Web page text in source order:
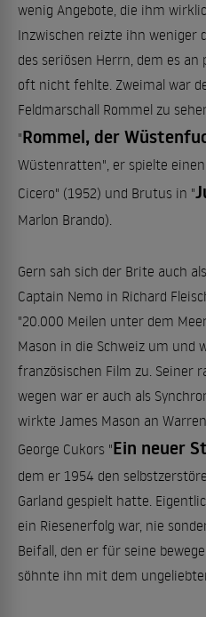
wenig Angebote, die ihm
Inzwischen reizte ihn weniger
des seriösen Herrn, dem es
oft nicht fehlte. Zweimal war
Feldmarschall Rommel zu
"Rommel, der
Wüstenratten", er spielte
Cicero" (1952) und Brutus in "
Marlon Brando).
Gern sah sich der Brite auch
Captain Nemo in Richard
"20.000 Meilen unter dem
Mason in die Schweiz um und
französischen Film zu. Seiner
wegen war er auch als
wirkte James Mason an
George Cukors "Ein neuer
dem er 1954 den
Garland gespielt hatte.
ein Riesenerfolg war, nie
Beifall, den er für seine
söhnte ihn mit dem